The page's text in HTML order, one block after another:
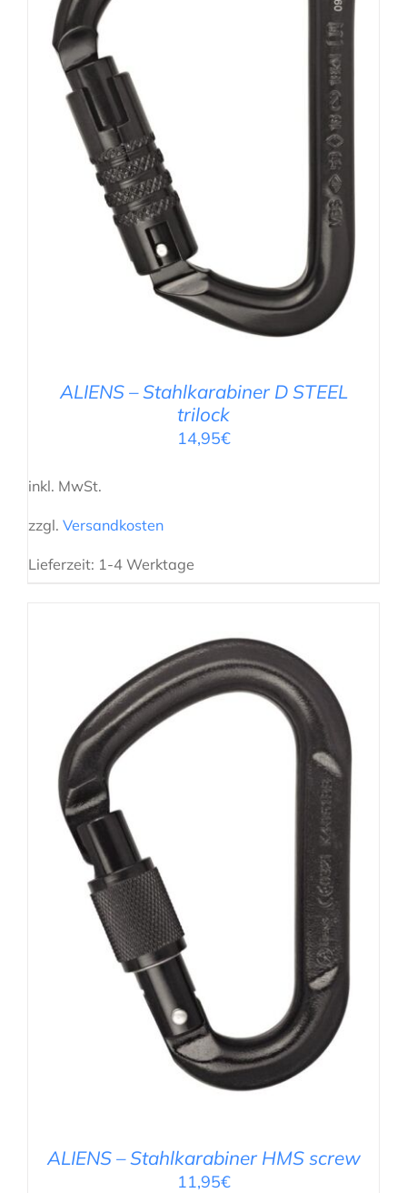
AUSFÜHRUNG WÄHLEN
ALIENS – Stahlkarabiner D STEEL
trilock
14,95€
inkl. MwSt.
zzgl. Versandkosten
Lieferzeit: 1-4 Werktage
AUSFÜHRUNG WÄHLEN
ALIENS – Stahlkarabiner HMS screw
11,95€